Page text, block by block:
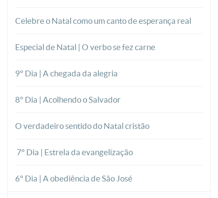
Celebre o Natal como um canto de esperança real
Especial de Natal | O verbo se fez carne
9° Dia | A chegada da alegria
8° Dia | Acolhendo o Salvador
O verdadeiro sentido do Natal cristão
7° Dia | Estrela da evangelização
6° Dia | A obediência de São José